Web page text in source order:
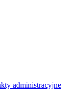
administracyjne